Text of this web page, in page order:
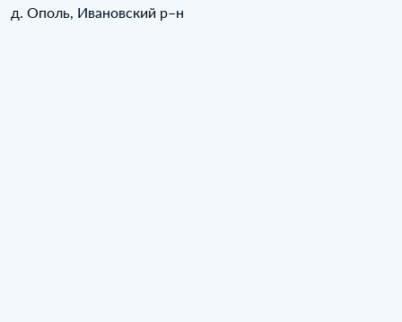
д. Ополь, Ивановский р–н